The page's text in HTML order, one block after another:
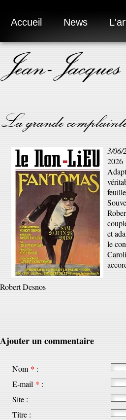
Accueil News
Jean-
La grande
3/06/
2026
et
le
Robert Desnos
Ajouter un commentaire
Nom * :
E-mail * :
Site :
Titre :